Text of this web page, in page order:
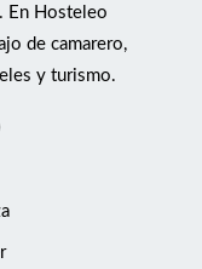
En Hosteleo
de camarero,
y turismo.